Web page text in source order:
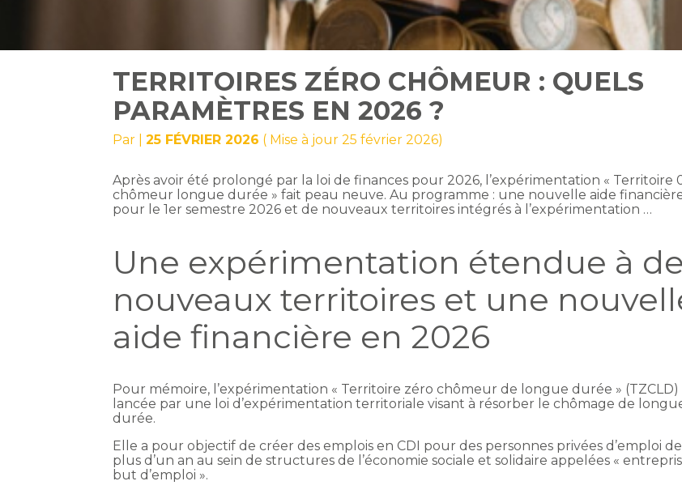
TERRITOIRES ZÉRO CHÔMEUR : QUELS
PARAMÈTRES EN 2026 ?
Par |25 FÉVRIER 2026 ( Mise à jour 25 février 2026)
Après avoir été prolongé par la loi de finances pour 2026, l’expérimentation « Territoire
chômeur longue durée » fait peau neuve. Au programme : une nouvelle aide
pour le 1er semestre 2026 et de nouveaux territoires intégrés à l’expérimentation …
Une expérimentation étendue à de
nouveaux territoires et une
aide financière en 2026
Pour mémoire, l’expérimentation « Territoire zéro chômeur de longue durée » (TZCLD)
lancée par une loi d’expérimentation territoriale visant à résorber le chômage de
durée.
Elle a pour objectif de créer des emplois en CDI pour des personnes privées d’emploi
plus d’un an au sein de structures de l’économie sociale et solidaire appelées «
but d’emploi ».